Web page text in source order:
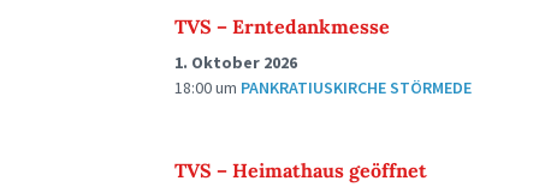
TVS – Erntedankmesse
1. Oktober 2026
18:00um PANKRATIUSKIRCHE STÖRMEDE
TVS – Heimathaus geöffnet